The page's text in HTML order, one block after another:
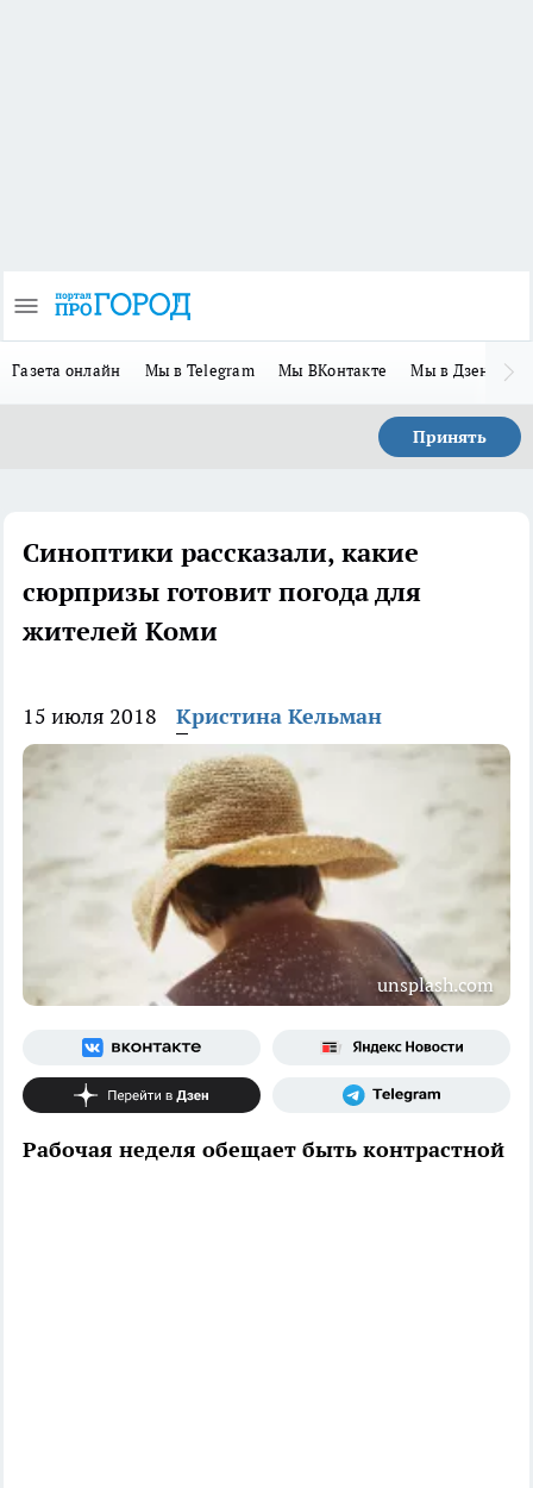
Газета онлайн Мы в Telegram Мы ВКонтакте Мы в Дзене
Принять
Синоптики рассказали, какие
сюрпризы готовит погода для
жителей Коми
15 июля 2018 Кристина Кельман
unsplash.com
Рабочая неделя обещает быть контрастной